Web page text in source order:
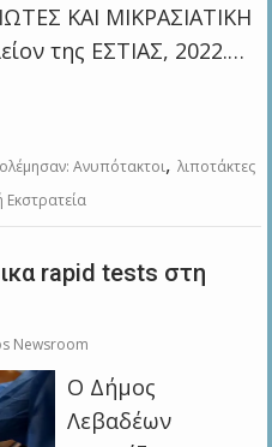
ΚΑΙ ΜΙΚΡΑΣΙΑΤΙΚΗ
της ΕΣΤΙΑΣ, 2022.…
Ανυπότακτοι,λιποτάκτες
Εκστρατεία
rapid tests στη
Newsroom
Ο Δήμος
Λεβαδέων